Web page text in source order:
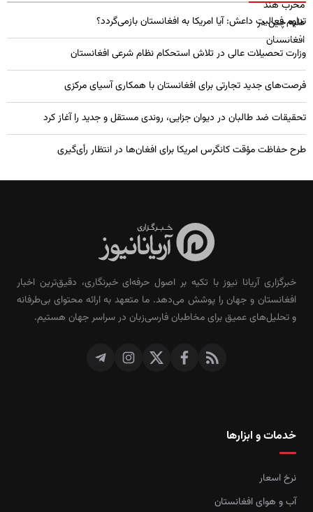
تداوم فعالیت داعش: آیا امریکا به افغانستان بازمی‌گردد؟
وزارت تحصیلات عالی در تلاش استحکام نظام شرعی افغانستان
فرصت‌های جدید تجارتی برای افغانستان با همکاری آسیای مرکزی
تحقیقات ضد طالبان در دیوان جزایی، روندی مستقل و جدید را آغاز کرد
طرح حفاظت مؤقت کانگرس امریکا برای افغان‌ها در انتظار رأی‌گیری
خبرگزاری آریانا نیوز با تکیه بر اصول حرفه‌ای خبرنگاری، دقیق‌ترین اخبار
افغانستان و جهان را پوشش می‌دهد. ما متعهد به ارائه محتوای بی‌طرفانه
و تحلیل‌های عمیق برای مخاطبان فارسی‌زبان در سراسر جهان هستیم.
خدمات و ابزارها
نرخ اسعار
آب و هوای افغانستان